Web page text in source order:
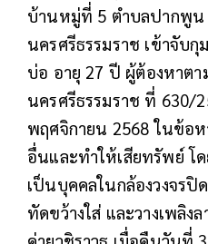
บ้านหมู่ที่ 5 ตำบลปากพูน
นครศรีธรรมราช เข้าจับ
บ่อ อายุ 27 ปี ผู้ต้องหาต
นครศรีธรรมราช ที่ 630/
พฤศจิกายน 2568 ในข้อห
อื่นและทำให้เสียทรัพย์ โ
เป็นบุคคลในกล้องวงจรปิ
ทัดขว้างใส่ และวางเพลิง